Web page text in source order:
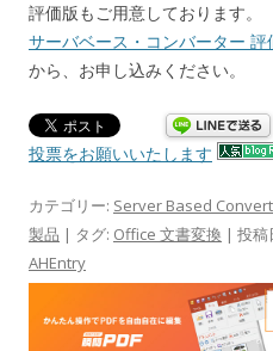
評価版もご用意しております。
サーバベース・コンバーター 評
から、お申し込みください。
投票をお願いいたします
カテゴリー: Server Based
製品 | タグ: Office 文書変換 | 投稿
AHEntry